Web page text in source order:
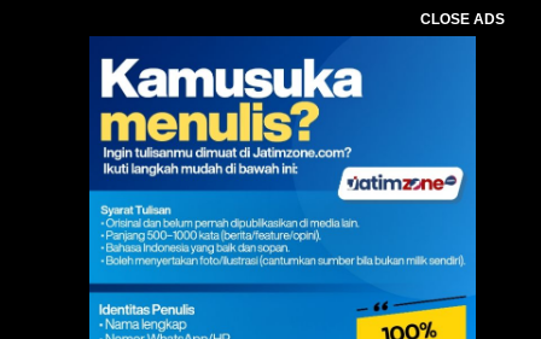
CLOSE ADS